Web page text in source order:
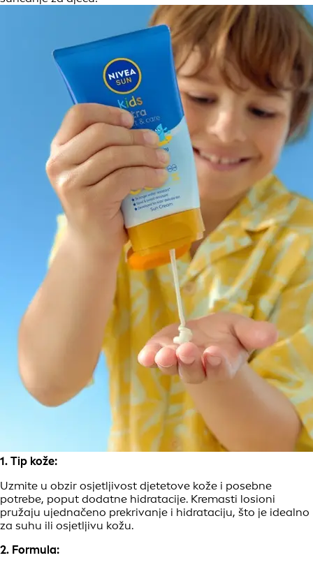
1. Tip kože:
Uzmite u obzir osjetljivost djetetove kože i posebne
potrebe, poput dodatne hidratacije. Kremasti losioni
pružaju ujednačeno prekrivanje i hidrataciju, što je idealno
za suhu ili osjetljivu kožu.
2. Formula: